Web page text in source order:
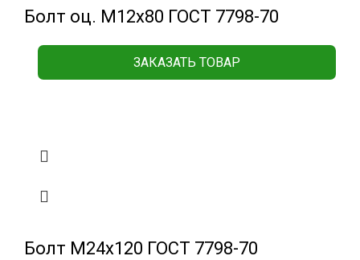
Болт оц. М12х80 ГОСТ 7798-70
ЗАКАЗАТЬ ТОВАР
Болт М24х120 ГОСТ 7798-70